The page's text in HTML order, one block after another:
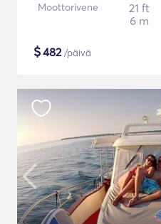
Moottorivene
21 ft
6 m
$482/päivä